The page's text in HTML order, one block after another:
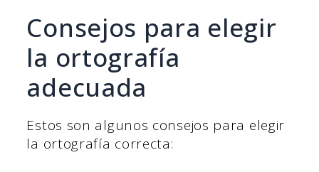
Consejos para elegir
la ortografía
adecuada
Estos son algunos consejos para elegir
la ortografía correcta: